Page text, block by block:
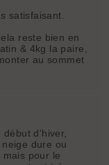
satisfaisant.
reste bien en
& 4kg la paire,
au sommet
début d'hiver,
dure ou
pour le